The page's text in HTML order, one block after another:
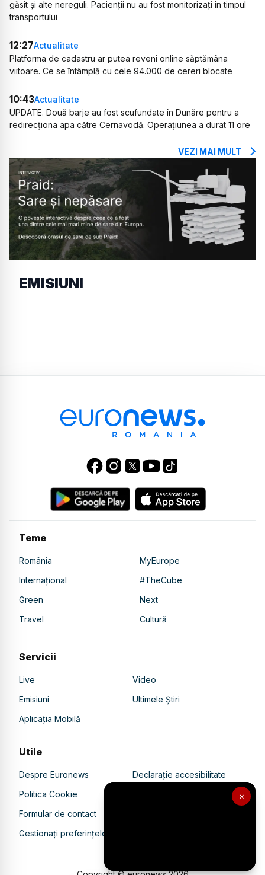
×
găsit și alte nereguli. Pacienții nu au fost monitorizați în timpul
transportului
12:27Actualitate
Platforma de cadastru ar putea reveni online săptămâna
viitoare. Ce se întâmplă cu cele 94.000 de cereri blocate
10:43Actualitate
UPDATE. Două barje au fost scufundate în Dunăre pentru a
redirecționa apa către Cernavodă. Operațiunea a durat 11 ore
VEZI MAI MULT
EMISIUNI
Teme
România
MyEurope
Internațional
#TheCube
Green
Next
Travel
Cultură
Servicii
Live
Video
Emisiuni
Ultimele Știri
Aplicația Mobilă
Utile
Despre Euronews
Declarație accesibilitate
Politica Cookie
Politica de confidențialitate
Formular de contact
Gestionați preferințele